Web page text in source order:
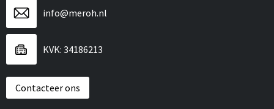
info@meroh.nl
KVK: 34186213
Contacteer ons